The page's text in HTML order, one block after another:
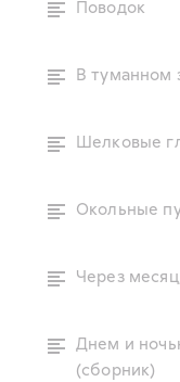
Поводок
В туманном
Шелковые
Окольные
Через
Днем и
(сборник)